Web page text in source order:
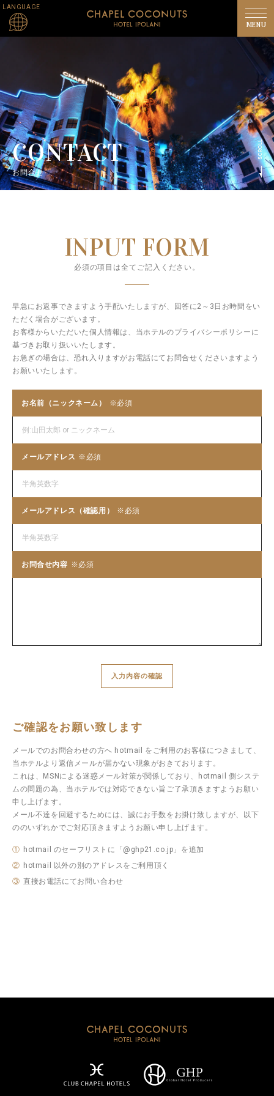
LANGUAGE
CONTACT
お問合せ
INPUT FORM
必須の項目は全てご記入ください。
早急にお返事できますよう手配いたしますが、回答に2～3日お時間をい
ただく場合がございます。
お客様からいただいた個人情報は、当ホテルのプライバシーポリシーに
基づきお取り扱いいたします。
お急ぎの場合は、恐れ入りますがお電話にてお問合せくださいますよう
お願いいたします。
お名前（ニックネーム）
メールアドレス
メールアドレス（確認用）
お問合せ内容
入力内容の確認
ご確認をお願い致します
メールでのお問合わせの方へ hotmail をご利用のお客様につきまして、
当ホテルより返信メールが届かない現象がおきております。
これは、MSNによる迷惑メール対策が関係しており、hotmail 側システ
ムの問題の為、当ホテルでは対応できない旨ご了承頂きますようお願い
申し上げます。
メール不達を回避するためには、誠にお手数をお掛け致しますが、以下
ののいずれかでご対応頂きますようお願い申し上げます。
① hotmail のセーフリストに「@ghp21.co.jp」を追加
② hotmail 以外の別のアドレスをご利用頂く
③ 直接お電話にてお問い合わせ